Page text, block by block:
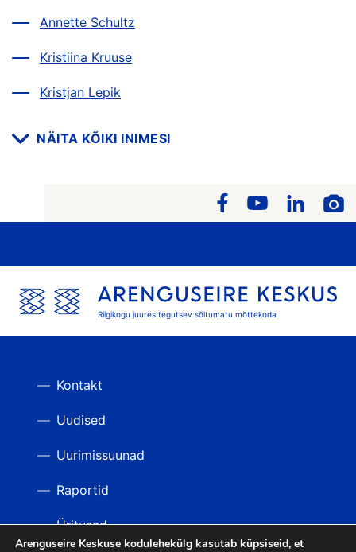
Annette Schultz
Kristiina Kruuse
Kristjan Lepik
NÄITA KÕIKI INIMESI
Riigikogu juures tegutsev sõltumatu mõttekoda
Kontakt
Uudised
Uurimissuunad
Raportid
Üritused
Arenguseire Keskuse kodulehekülg kasutab küpsiseid, et